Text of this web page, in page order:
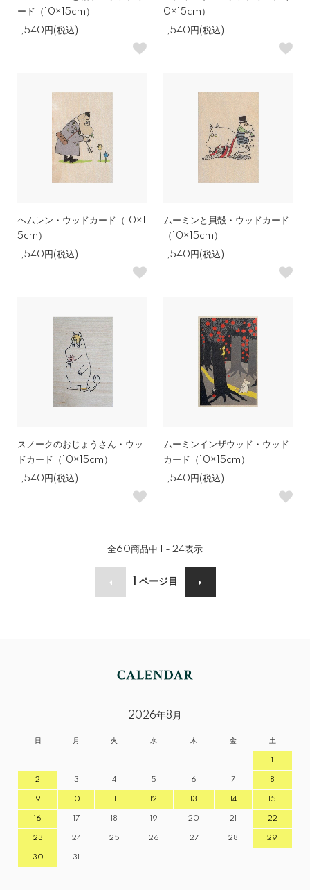
ード（10×15cm）
1,540円(税込)
0×15cm）
1,540円(税込)
ヘムレン・ウッドカード（10×1
5cm）
1,540円(税込)
ムーミンと貝殻・ウッドカード
（10×15cm）
1,540円(税込)
スノークのおじょうさん・ウッ
ドカード（10×15cm）
1,540円(税込)
ムーミンインザウッド・ウッド
カード（10×15cm）
1,540円(税込)
全60商品中 1 - 24表示
ページ目
2026年8月
日 月 火 水 木 金 土
1
2 3 4 5 6 7 8
9 10 11 12 13 14 15
16 17 18 19 20 21 22
23 24 25 26 27 28 29
30 31